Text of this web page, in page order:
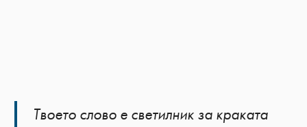
Твоето слово е светилник за краката